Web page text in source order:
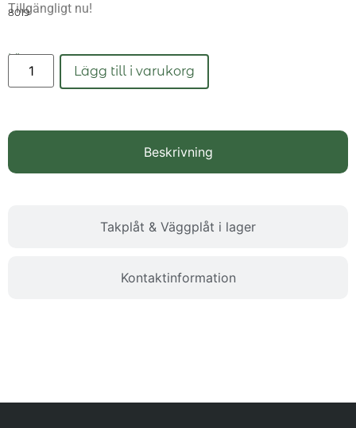
Tillgängligt nu!
8019
Läs mer
Lägg till i varukorg
Beskrivning
Takplåt & Väggplåt i lager
Kontaktinformation